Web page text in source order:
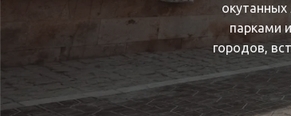
парками
городов,